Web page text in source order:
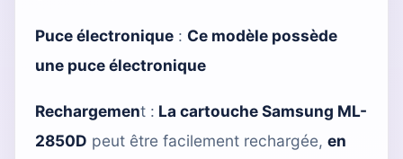
Puce électronique : Ce modèle possède
une puce électronique
Rechargement : La cartouche Samsung ML-
2850D peut être facilement rechargée, en